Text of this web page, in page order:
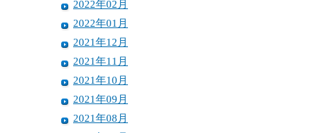
2022年02月
2022年01月
2021年12月
2021年11月
2021年10月
2021年09月
2021年08月